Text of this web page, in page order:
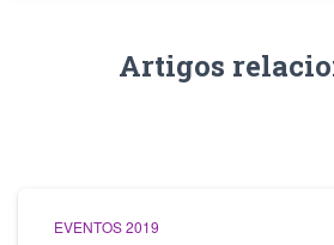
Artigos
EVENTOS 2019